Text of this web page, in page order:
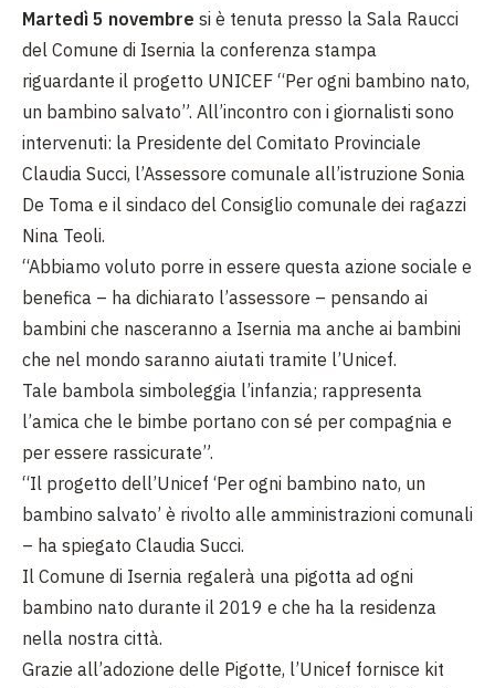
Martedì 5 novembre si è tenuta presso la Sala Raucci
del Comune di Isernia la conferenza stampa
riguardante il progetto UNICEF “Per ogni bambino nato,
un bambino salvato”. All’incontro con i giornalisti sono
intervenuti: la Presidente del Comitato Provinciale
Claudia Succi, l’Assessore comunale all’istruzione Sonia
De Toma e il sindaco del Consiglio comunale dei ragazzi
Nina Teoli.
“Abbiamo voluto porre in essere questa azione sociale e
benefica – ha dichiarato l’assessore – pensando ai
bambini che nasceranno a Isernia ma anche ai bambini
che nel mondo saranno aiutati tramite l’Unicef.
Tale bambola simboleggia l’infanzia; rappresenta
l’amica che le bimbe portano con sé per compagnia e
per essere rassicurate”.
“Il progetto dell’Unicef ‘Per ogni bambino nato, un
bambino salvato’ è rivolto alle amministrazioni comunali
– ha spiegato Claudia Succi.
Il Comune di Isernia regalerà una pigotta ad ogni
bambino nato durante il 2019 e che ha la residenza
nella nostra città.
Grazie all’adozione delle Pigotte, l’Unicef fornisce kit